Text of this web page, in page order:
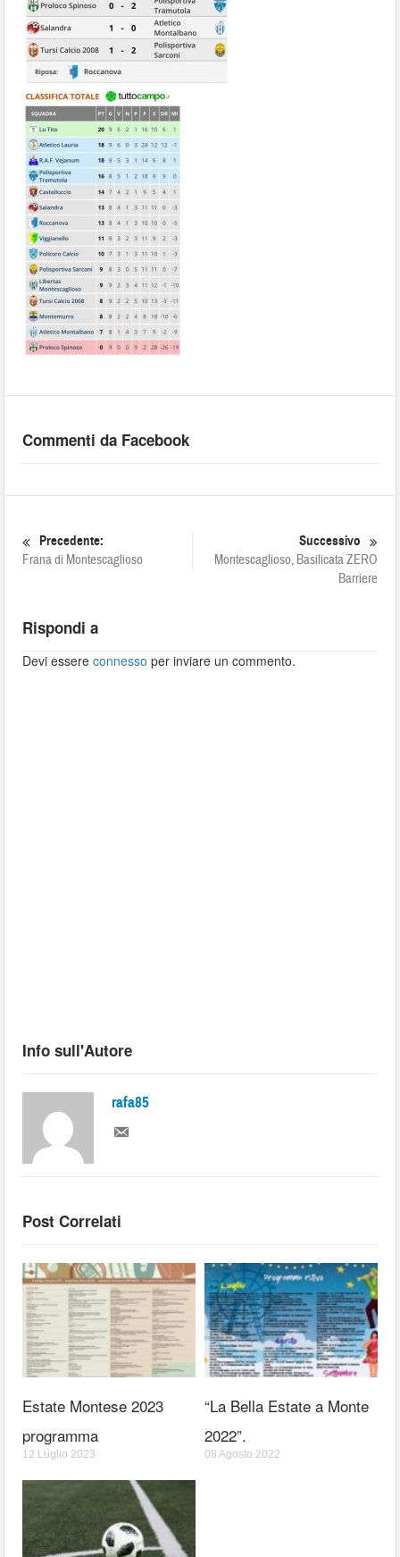
Commenti da Facebook
Precedente:
Frana di Montescaglioso
Successivo
Montescaglioso, Basilicata ZERO
Barriere
Rispondi a
Devi essereconnesso per inviare un commento.
Info sull'Autore
rafa85
Post Correlati
Estate Montese 2023
programma
12 Luglio 2023
“La Bella Estate a Monte
2022”.
08 Agosto 2022